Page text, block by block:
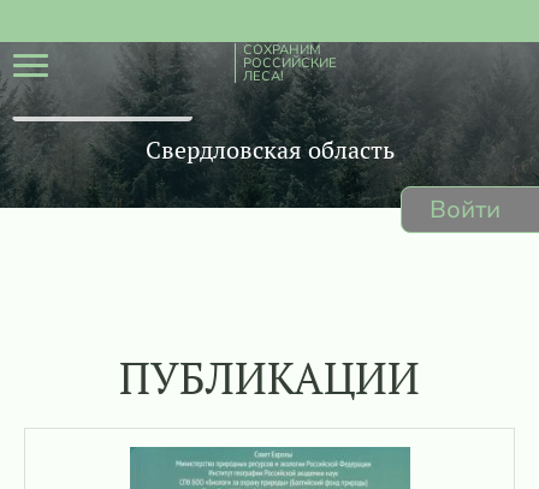
Свердловская область
ПУБЛИКАЦИИ
Войти
СОХРАНИМ
РОССИЙСКИЕ
ЛЕСА!